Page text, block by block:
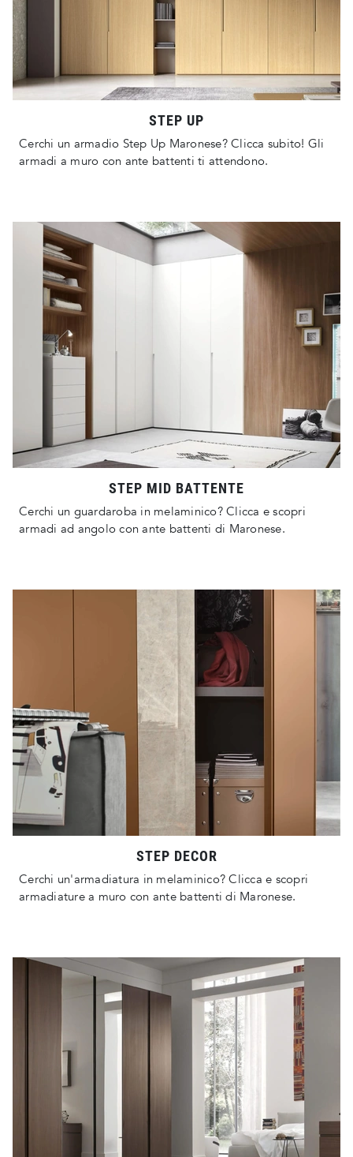
STEP UP
Cerchi un armadio Step Up Maronese? Clicca subito! Gli
armadi a muro con ante battenti ti attendono.
STEP MID BATTENTE
Cerchi un guardaroba in melaminico? Clicca e scopri
armadi ad angolo con ante battenti di Maronese.
STEP DECOR
Cerchi un'armadiatura in melaminico? Clicca e scopri
armadiature a muro con ante battenti di Maronese.